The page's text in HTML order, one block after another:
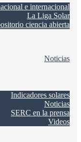
e internacional
La Liga Solar
ciencia abierta
Noticias
Indicadores solares
Noticias
SERC en la prensa
Videos